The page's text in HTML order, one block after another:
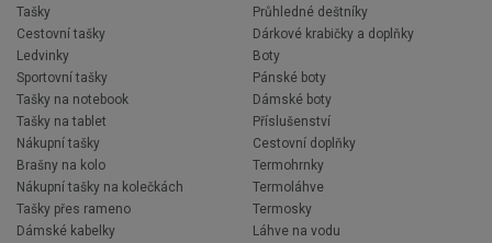
Tašky
Cestovní tašky
Ledvinky
Sportovní tašky
Tašky na notebook
Tašky na tablet
Nákupní tašky
Brašny na kolo
Nákupní tašky na kolečkách
Tašky přes rameno
Dámské kabelky
Průhledné deštníky
Dárkové krabičky a doplňky
Boty
Pánské boty
Dámské boty
Příslušenství
Cestovní doplňky
Termohrnky
Termoláhve
Termosky
Láhve na vodu